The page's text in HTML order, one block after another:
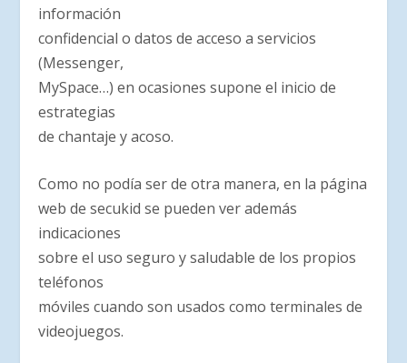
información
confidencial o datos de acceso a servicios
(Messenger,
MySpace…) en ocasiones supone el inicio de
estrategias
de chantaje y acoso.
Como no podía ser de otra manera, en la página
web de secukid se pueden ver además
indicaciones
sobre el uso seguro y saludable de los propios
teléfonos
móviles cuando son usados como terminales de
videojuegos.